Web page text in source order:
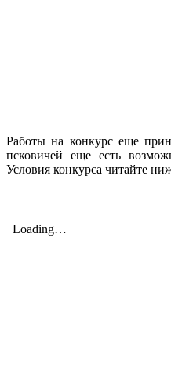
Работы на конкурс еще
псковичей еще есть
Условия конкурса читайте